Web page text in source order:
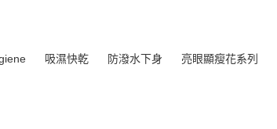
吸濕快乾 防潑水下身 亮眼顯瘦花系列